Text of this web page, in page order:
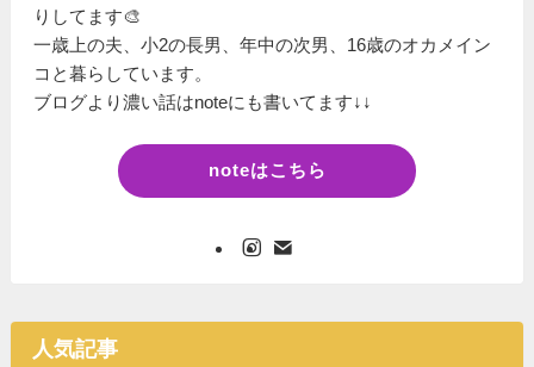
りしてます🎨
一歳上の夫、小2の長男、年中の次男、16歳のオカメイン
コと暮らしています。
ブログより濃い話はnoteにも書いてます↓↓
noteはこちら
人気記事